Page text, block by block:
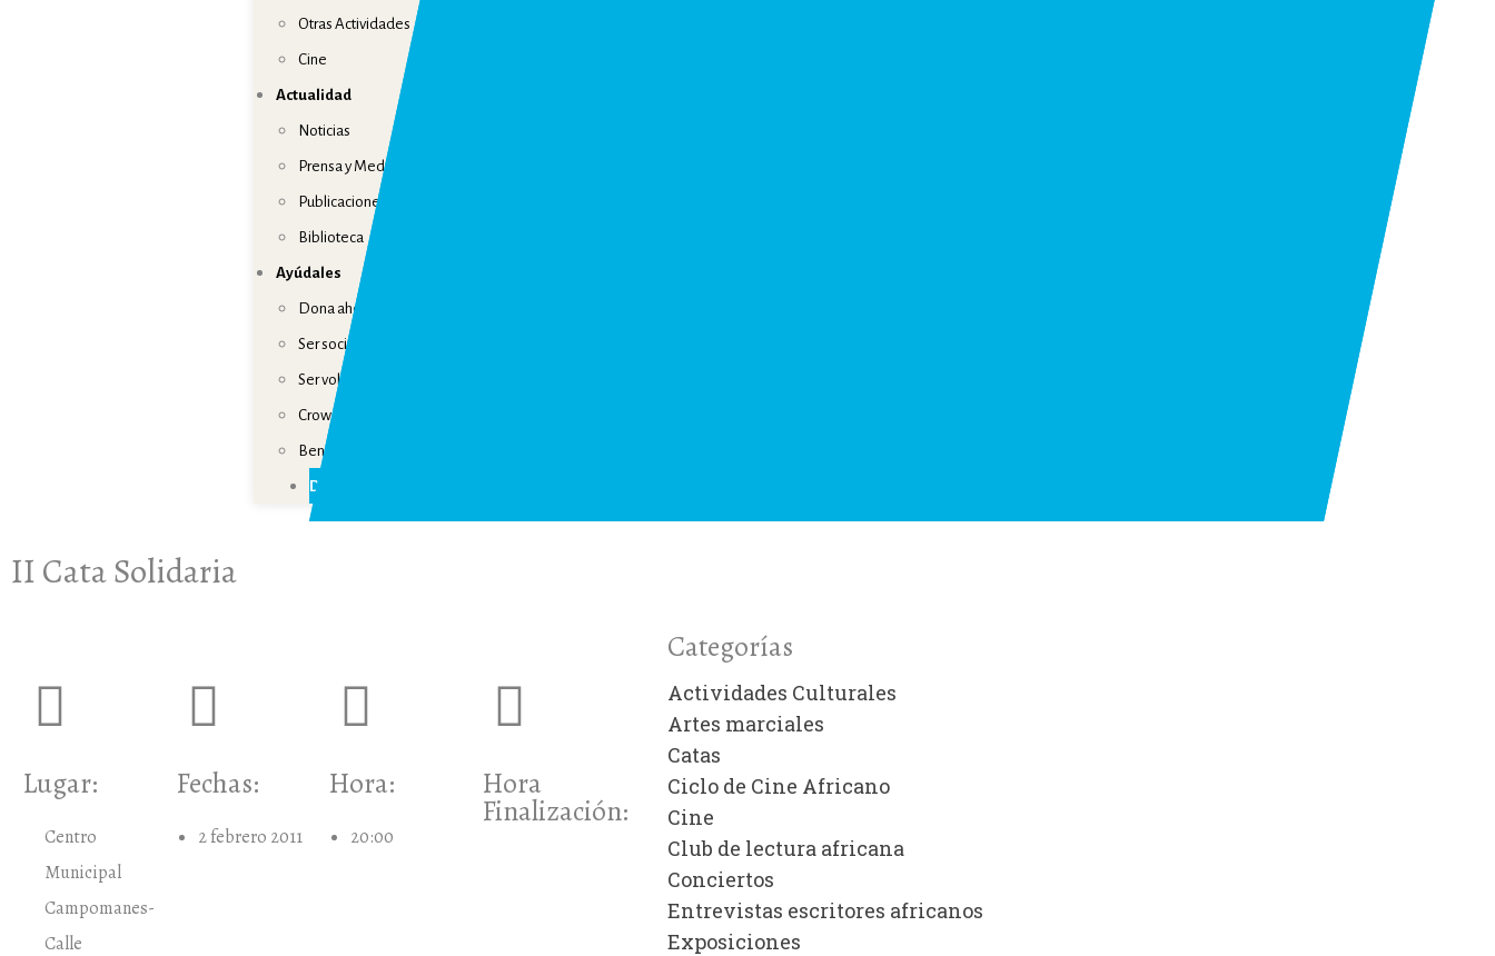
Otras Actividades
Cine
Actualidad
Noticias
Prensa y Medios
Publicaciones
Biblioteca
Ayúdales
Dona ahora
Ser socio
Ser voluntario
Crowdfunding solidario
Beneficios fiscales
Donar
II Cata Solidaria
Lugar:
Centro
Municipal
Campomanes-
Calle
Fechas:
2 febrero 2011
Hora:
20:00
Hora
Finalización:
Categorías
Actividades Culturales
Artes marciales
Catas
Ciclo de Cine Africano
Cine
Club de lectura africana
Conciertos
Entrevistas escritores africanos
Exposiciones